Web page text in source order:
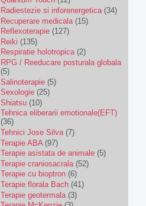
Radiestezie si inforenergetica(34)
Recuperare medicala (15)
Reflexoterapie (127)
Reiki (135)
Respiratie holotropica(2)
RPG / Reeducare posturala globala
(5)
Salinoterapie (5)
Sexologie (25)
Shiatsu (10)
Tehnica eliberarii emotionale(EFT)
(36)
Tehnici Jose Silva(7)
Terapie ABA (97)
Terapie asistata de animale (5)
Terapie craniosacrala (52)
Terapie cu bioptron (6)
Terapie florala Bach (41)
Terapie geotermala (3)